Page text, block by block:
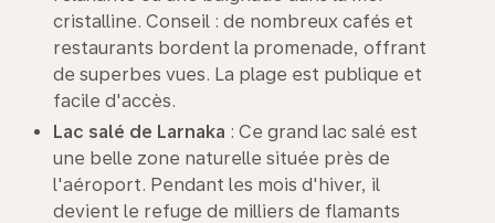
cristalline. Conseil : de nombreux cafés et
restaurants bordent la promenade, offrant
de superbes vues. La plage est publique et
facile d'accès.
Lac salé de Larnaka : Ce grand lac salé est
une belle zone naturelle située près de
l'aéroport. Pendant les mois d'hiver, il
devient le refuge de milliers de flamants